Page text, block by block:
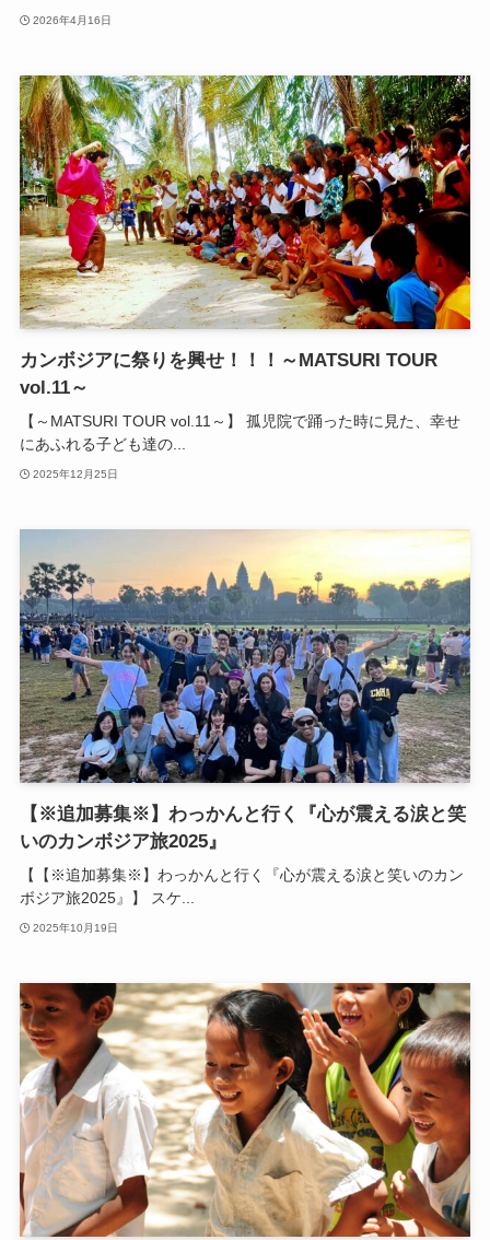
2026年4月16日
カンボジアに祭りを興せ！！！～MATSURI TOUR
vol.11～
【～MATSURI TOUR vol.11～】 孤児院で踊った時に見た、幸せ
にあふれる子ども達の...
2025年12月25日
【※追加募集※】わっかんと行く『心が震える涙と笑
いのカンボジア旅2025』
【【※追加募集※】わっかんと行く『心が震える涙と笑いのカン
ボジア旅2025』】 スケ...
2025年10月19日